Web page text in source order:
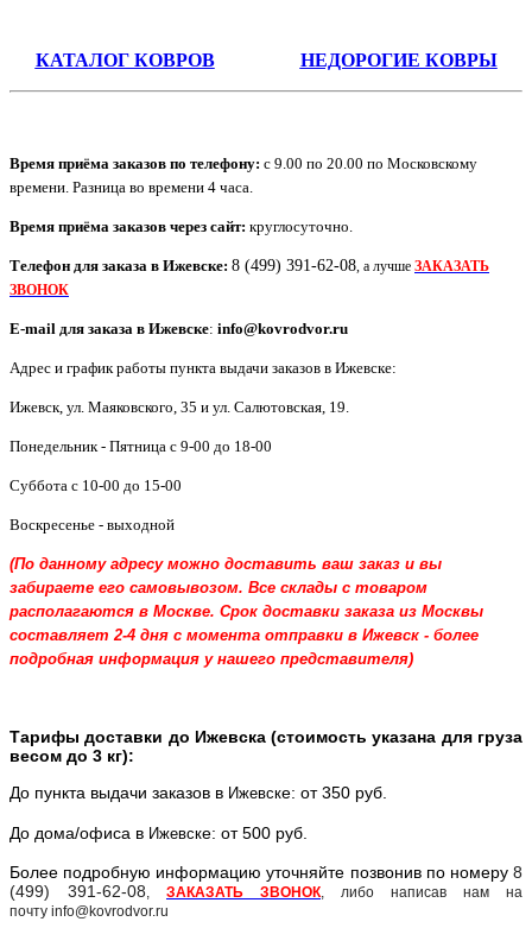
КАТАЛОГ КОВРОВ НЕДОРОГИЕ КОВРЫ
Время приёма заказов по телефону: с 9.00 по 20.00 по Московскому
времени. Разница во времени 4 часа.
Время приёма заказов через сайт: круглосуточно.
Телефон для заказа в Ижевске: 8 (499) 391-62-08, а лучше ЗАКАЗАТЬ
ЗВОНОК
E-mail для заказа в Ижевске: info@kovrodvor.ru
Адрес и график работы пункта выдачи заказов в Ижевске:
Ижевск ул. Маяковского, 35 и ул. Салютовская, 19
Понедельник - Пятница с 9-00 до 18-00
Суббота с 10-00 до 15-00
Воскресенье - выходной
(По данному адресу можно доставить ваш заказ и вы
забираете его самовывозом. Все склады с товаром
располагаются в Москве. Срок доставки заказа из Москвы
составляет 2-4 дня с момента отправки в Ижевск - более
подробная информация у нашего представителя)
Тарифы доставки до Ижевска (стоимость указана для груза
весом до 3 кг):
До пункта выдачи заказов в Ижевске: от 350 руб.
До дома/офиса в Ижевске: от 500 руб.
Более подробную информацию уточняйте позвонив по номеру 8
(499) 391-62-08, ЗАКАЗАТЬ ЗВОНОК, либо написав нам на
почту info@kovrodvor.ru